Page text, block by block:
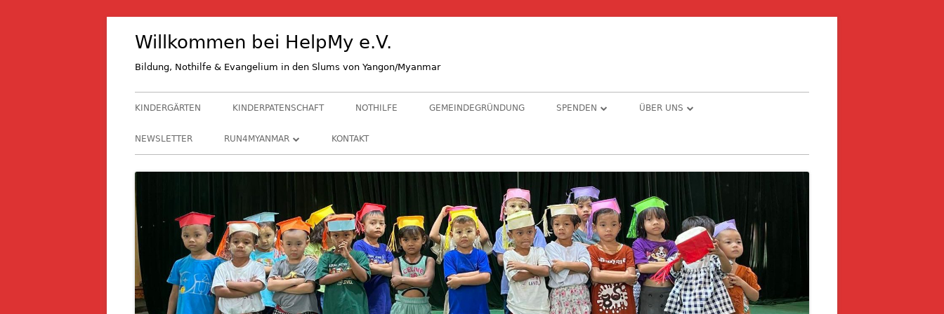
Willkommen bei HelpMy e.V.
Bildung, Nothilfe & Evangelium in den Slums von Yangon/Myanmar
Primäres
Menü
KINDERGÄRTEN KINDERPATENSCHAFT NOTHILFE GEMEINDEGRÜNDUNG SPENDEN
ALS KIRCHENGEMEINDE
HINTERGRUNDINFORMATIONEN
ÜBER UNS
NEWSLETTER RUN4MYANMAR
RUN4M 2021
KONTAKT